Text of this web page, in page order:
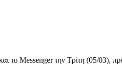
το Messenger την Τρίτη (05/03),